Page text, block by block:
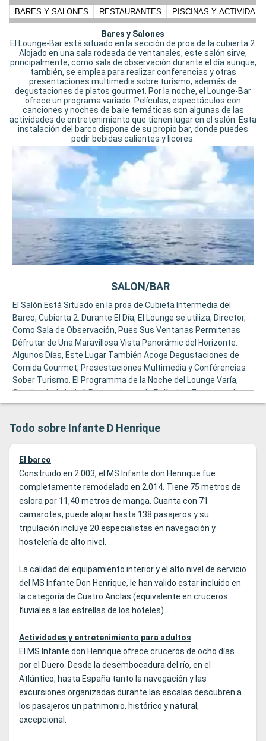
BARES Y SALONES RESTAURANTES PISCINAS Y
Bares y Salones
El Lounge-Bar está situado en la sección de proa de la cubierta 2.
Alojado en una sala rodeada de ventanales, este salón sirve,
principalmente, como sala de observación durante el día aunque,
también, se emplea para realizar conferencias y otras
presentaciones multimedia sobre turismo, además de
degustaciones de platos gourmet. Por la noche, el Lounge-Bar
ofrece un programa variado. Películas, espectáculos con
canciones y noches de baile temáticas son algunas de las
actividades de entretenimiento que tienen lugar en el salón. Esta
instalación del barco dispone de su propio bar, donde puedes
pedir bebidas calientes y licores.
El Salón Está Situado en la proa de Cubieta Intermedia del
Barco, Cubierta 2. Durante El Día, El Lounge se utiliza, Director,
Como Sala de Observación, Pues Sus Ventanas Permitenas
Défrutar de Una Maravillosa Vista Panorámic del Horizonte.
Algunos Días, Este Lugar También Acoge Degustaciones de
Comida Gourmet, Presestaciones Multimedia y Conférencias
Sober Turismo. El Programma de la Noche del Lounge Varía,
Coudiendo Asistir A Proyecciones de Películas, Estecanculos
de Danza y Canto, Bailes Temficos, ... The Zona del Bar, Con Su
Lunge.
SALON/BAR
Todo sobre Infante D Henrique
El barco
Construido en 2.003, el MS Infante don Henrique fue
completamente remodelado en 2.014. Tiene 75 metros de
eslora por 11,40 metros de manga. Cuanta con 71
camarotes, puede alojar hasta 138 pasajeros y su
tripulación incluye 20 especialistas en navegación y
hostelería de alto nivel.
La calidad del equipamiento interior y el alto nivel de servicio
del MS Infante Don Henrique, le han valido estar incluido en
la categoría de Cuatro Anclas (equivalente en cruceros
fluviales a las estrellas de los hoteles).
Actividades y entretenimiento para adultos
El MS Infante don Henrique ofrece cruceros de ocho días
por el Duero. Desde la desembocadura del río, en el
Atlántico, hasta España tanto la navegación y las
excursiones organizadas durante las escalas descubren a
los pasajeros un patrimonio, histórico y natural,
excepcional.